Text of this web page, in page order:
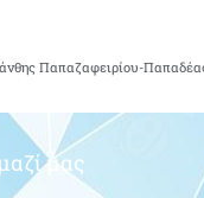
Παπαζαφειρίου-
μας